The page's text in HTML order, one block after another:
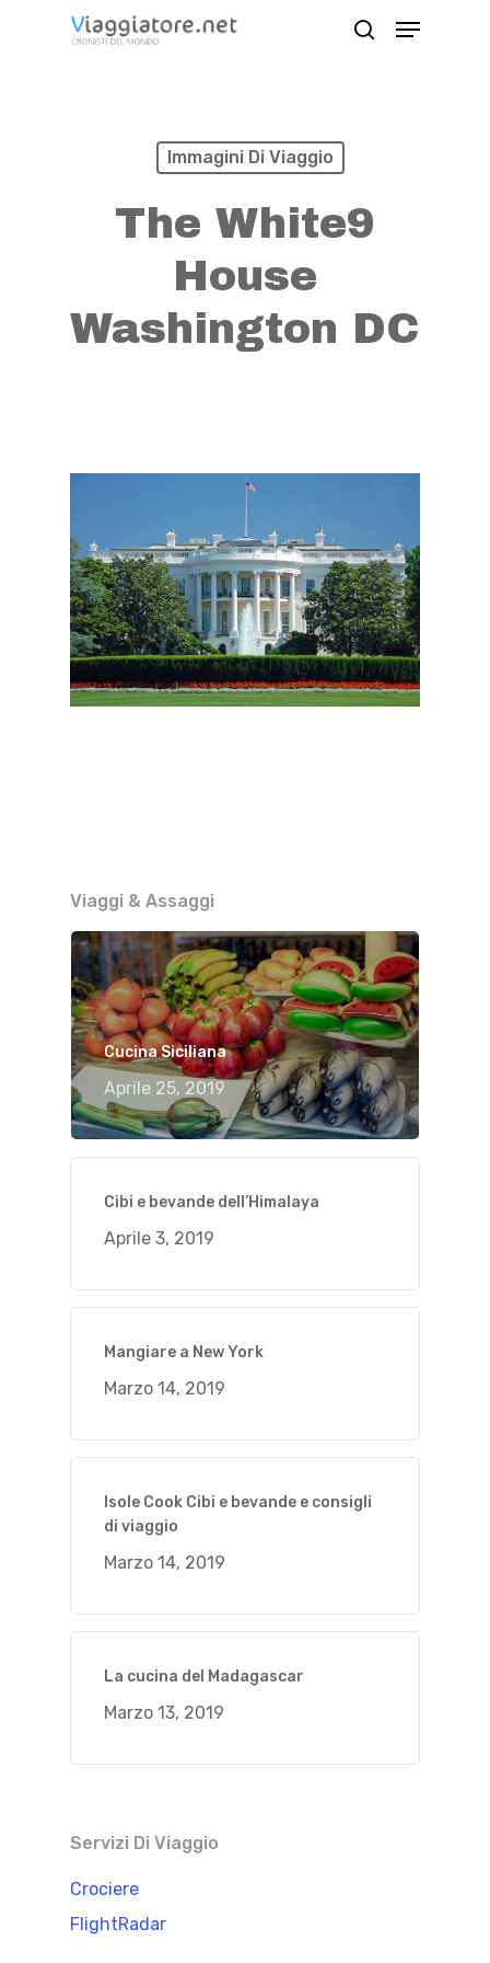
Menu
Immagini Di Viaggio
The White9
House
Washington DC
Viaggi & Assaggi
Cucina Siciliana
Aprile 25, 2019
Cibi e bevande dell’Himalaya
Aprile 3, 2019
Mangiare a New York
Marzo 14, 2019
Isole Cook Cibi e bevande e consigli
di viaggio
Marzo 14, 2019
La cucina del Madagascar
Marzo 13, 2019
Servizi Di Viaggio
Crociere
FlightRadar